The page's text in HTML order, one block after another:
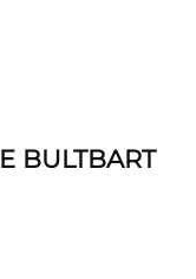
BULTBART